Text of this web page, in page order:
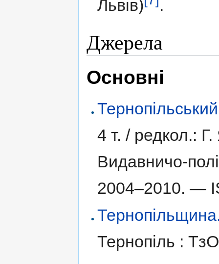
Львів) .
Джерела
Основні
4 т. /редкол.: Г.
Видавничо-
2004–2010. —
Тернопільщина.
Тернопіль :